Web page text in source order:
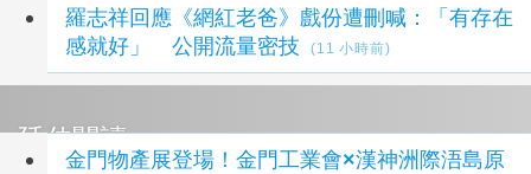
羅志祥回應《網紅老爸》戲份遭刪喊：「有存在
感就好」 公開流量密技
(11 小時前)
延伸閱讀
金門物產展登場！金門工業會×漢神洲際浯島原